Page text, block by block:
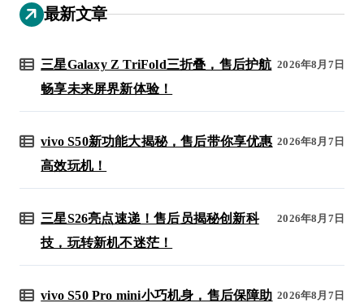
最新文章
三星Galaxy Z TriFold三折叠，售后护航
畅享未来屏界新体验！
2026年8月7日
vivo S50新功能大揭秘，售后带你享优惠
高效玩机！
2026年8月7日
三星S26亮点速递！售后员揭秘创新科
技，玩转新机不迷茫！
2026年8月7日
vivo S50 Pro mini小巧机身，售后保障助 2026年8月7日